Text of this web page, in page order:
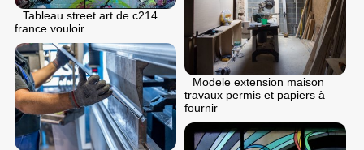
Tableau street art de c214
france vouloir
Modele extension maison
travaux permis et papiers à
fournir